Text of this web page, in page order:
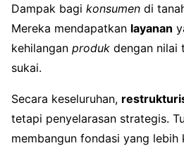
Dampak bagi konsumen di
Mereka mendapatkan layanan
kehilangan produk dengan nilai
sukai.
Secara keseluruhan,
tetapi penyelarasan strategis.
membangun fondasi yang